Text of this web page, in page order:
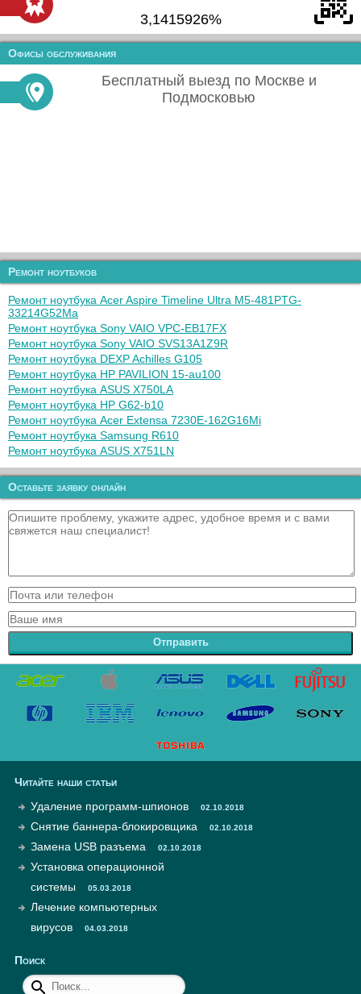
3,1415926%
Офисы обслуживания
Бесплатный выезд по Москве и
Подмосковью
Ремонт ноутбуков
Ремонт ноутбука Acer Aspire Timeline Ultra M5-481PTG-
33214G52Ma
Ремонт ноутбука Sony VAIO VPC-EB17FX
Ремонт ноутбука Sony VAIO SVS13A1Z9R
Ремонт ноутбука DEXP Achilles G105
Ремонт ноутбука HP PAVILION 15-au100
Ремонт ноутбука ASUS X750LA
Ремонт ноутбука HP G62-b10
Ремонт ноутбука Acer Extensa 7230E-162G16Mi
Ремонт ноутбука Samsung R610
Ремонт ноутбука ASUS X751LN
Оставьте заявку онлайн
Отправить
Читайте наши статьи
Удаление программ-шпионов
02.10.2018
Снятие баннера-блокировщика 02.10.2018
Замена USB разъема 02.10.2018
Установка операционной
системы
05.03.2018
Лечение компьютерных
вирусов
04.03.2018
Поиск